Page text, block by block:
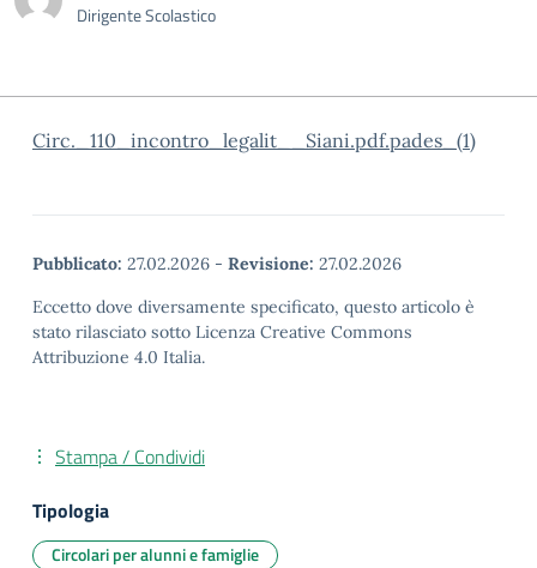
Dirigente Scolastico
Circ._110_incontro_legalit__Siani.pdf.pades_(1)
Pubblicato: 27.02.2026 - Revisione: 27.02.2026
Eccetto dove diversamente specificato, questo articolo è
stato rilasciato sotto Licenza Creative Commons
Attribuzione 4.0 Italia.
Stampa / Condividi
Tipologia
Circolari per alunni e famiglie